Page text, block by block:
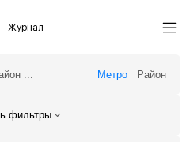
Журнал
Метро Район
фильтры